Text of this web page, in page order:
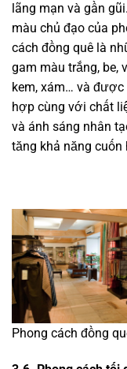
lãng mạn và gần
màu chủ đạo của
cách đồng quê là
gam màu trắng, be,
kem, xám… và được
hợp cùng với chất
và ánh sáng nhân
tăng khả năng cuốn
Phong cách đồng